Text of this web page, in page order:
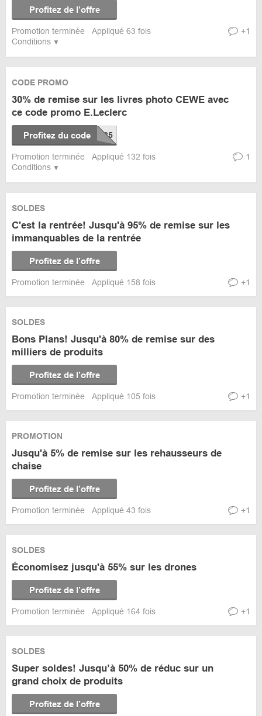
Conditions
Profitez de l’offre
Promotion terminée Appliqué 63 fois +1
Conditions
CODE PROMO
30% de remise sur les livres photo CEWE avec
ce code promo E.Leclerc
Profitez du code
Promotion terminée Appliqué 132 fois 1
SOLDES
C'est la rentrée! Jusqu'à 95% de remise sur les
immanquables de la rentrée
Profitez de l’offre
Promotion terminée Appliqué 158 fois +1
SOLDES
Bons Plans! Jusqu'à 80% de remise sur des
milliers de produits
Profitez de l’offre
Promotion terminée Appliqué 105 fois +1
PROMOTION
Jusqu'à 5% de remise sur les rehausseurs de
chaise
Profitez de l’offre
Promotion terminée Appliqué 43 fois +1
SOLDES
Économisez jusqu'à 55% sur les drones
Profitez de l’offre
Promotion terminée Appliqué 164 fois +1
SOLDES
Super soldes! Jusqu’à 50% de réduc sur un
grand choix de produits
Profitez de l’offre